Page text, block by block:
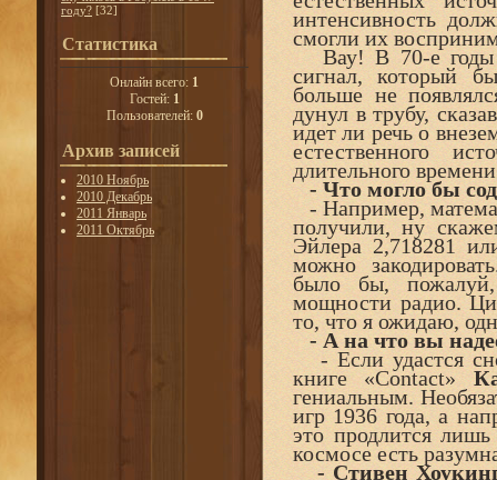
году? [32]
Статистика
Онлайн всего: 1
Гостей: 1
Пользователей: 0
Архив записей
2010 Ноябрь
2010 Декабрь
2011 Январь
2011 Октябрь
интенсивность
смогли их
Вау! В 70-е годы
сигнал, который
больше не
дунул в трубу,
идет ли речь о
естественного
длительного
- Что могло бы
- Например,
получили, ну
Эйлера 2,718281
можно
было бы,
мощности радио.
то, что я ожидаю,
- А на что вы
- Если удастся
книге «Contact»
гениальным.
игр 1936 года, а
это продлится
космосе есть
- Стивен Хоукинг